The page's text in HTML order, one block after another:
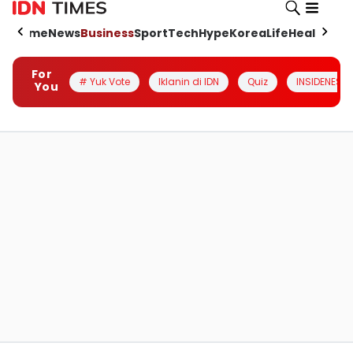
HomeNewsBusinessSportTechHypeKoreaLifeHealth
For
You
# Yuk Vote Iklanin di IDN Quiz INSIDENESIA